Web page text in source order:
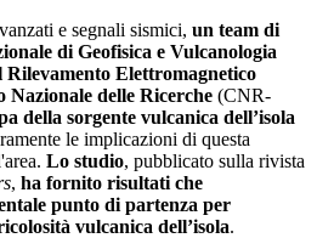
e segnali sismici, un team di
di Geofisica e Vulcanologia
Elettromagnetico
Nazionale delle Ricerche (CNR-
della sorgente vulcanica dell’isola
le implicazioni di questa
Lo studio, pubblicato sulla rivista
, ha fornito risultati che
punto di partenza per
vulcanica dell’isola.